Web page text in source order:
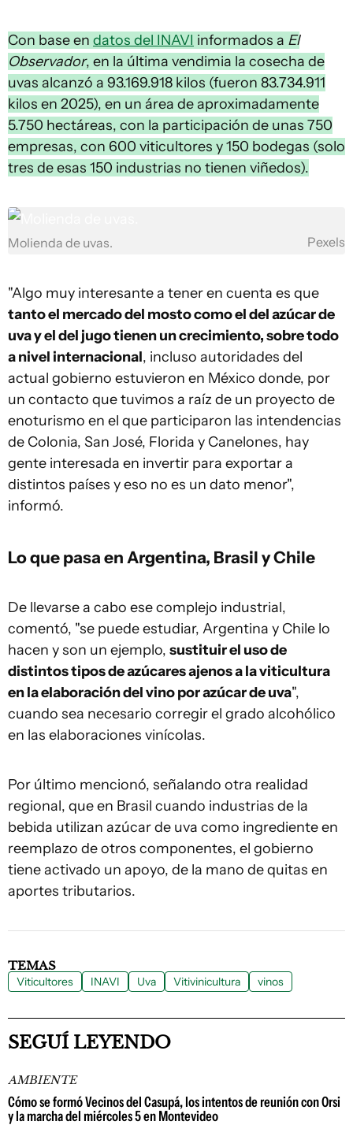
Con base en datos del INAVI informados a El
Observador, en la última vendimia la cosecha de
uvas alcanzó a 93.169.918 kilos (fueron 83.734.911
kilos en 2025), en un área de aproximadamente
5.750 hectáreas, con la participación de unas 750
empresas, con 600 viticultores y 150 bodegas (solo
tres de esas 150 industrias no tienen viñedos).
Molienda de uvas. Pexels
"Algo muy interesante a tener en cuenta es que
tanto el mercado del mosto como el del azúcar de
uva y el del jugo tienen un crecimiento, sobre todo
a nivel internacional, incluso autoridades del
actual gobierno estuvieron en México donde, por
un contacto que tuvimos a raíz de un proyecto de
enoturismo en el que participaron las intendencias
de Colonia, San José, Florida y Canelones, hay
gente interesada en invertir para exportar a
distintos países y eso no es un dato menor",
informó.
Lo que pasa en Argentina, Brasil y Chile
De llevarse a cabo ese complejo industrial,
comentó, "se puede estudiar, Argentina y Chile lo
hacen y son un ejemplo, sustituir el uso de
distintos tipos de azúcares ajenos a la viticultura
en la elaboración del vino por azúcar de uva",
cuando sea necesario corregir el grado alcohólico
en las elaboraciones vinícolas.
Por último mencionó, señalando otra realidad
regional, que en Brasil cuando industrias de la
bebida utilizan azúcar de uva como ingrediente en
reemplazo de otros componentes, el gobierno
tiene activado un apoyo, de la mano de quitas en
aportes tributarios.
TEMAS
Viticultores INAVI Uva Vitivinicultura vinos
SEGUÍ LEYENDO
AMBIENTE
Cómo se formó Vecinos del Casupá, los intentos de reunión con Orsi
y la marcha del miércoles 5 en Montevideo